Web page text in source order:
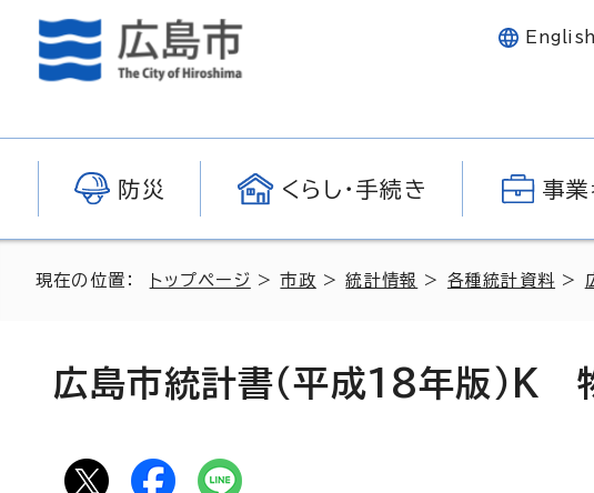
English
防災 くらし・手続き 事
現在の位置： トップページ >市政 >統計情報 > 各種統計資料 >
広島市統計書（平成18年版）K